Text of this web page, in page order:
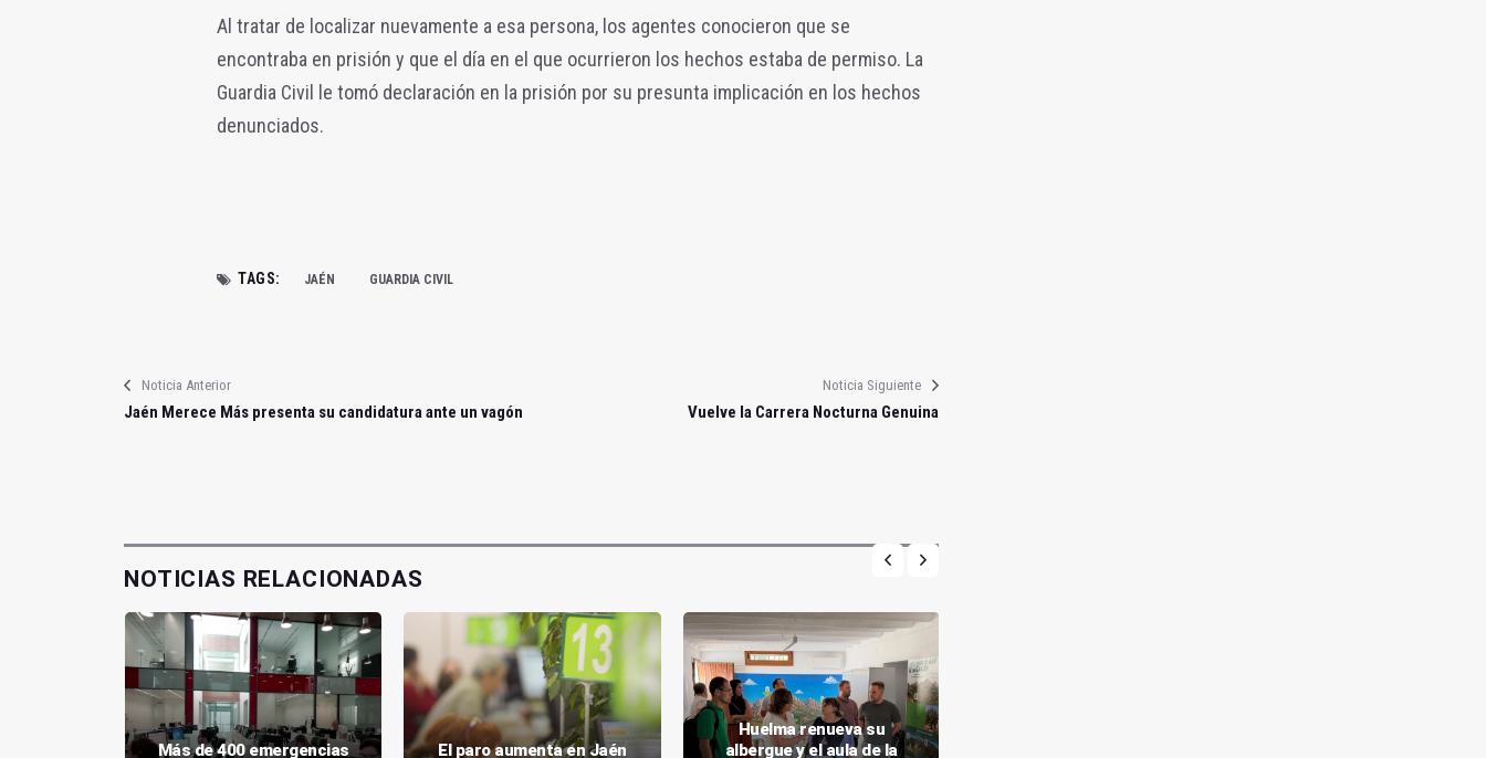
Al tratar de localizar nuevamente a esa persona, los agentes conocieron que se
encontraba en prisión y que el día en el que ocurrieron los hechos estaba de permiso. La
Guardia Civil le tomó declaración en la prisión por su presunta implicación en los hechos
denunciados.
TAGS: JAÉN GUARDIA CIVIL
Noticia Anterior
Jaén Merece Más presenta su candidatura ante un vagón
Noticia Siguiente
Vuelve la Carrera Nocturna Genuina
NOTICIAS RELACIONADAS
Más de 400 emergencias El paro aumenta en Jaén
Huelma renueva su
albergue y el aula de la